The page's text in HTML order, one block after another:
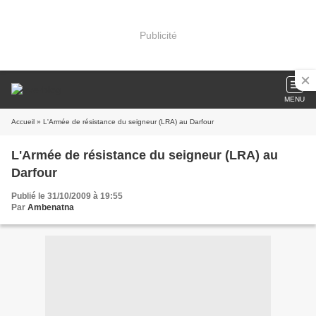
Publicité
MENU
Accueil » L'Armée de résistance du seigneur (LRA) au Darfour
L'Armée de résistance du seigneur (LRA) au
Darfour
Publié le 31/10/2009 à 19:55
Par Ambenatna